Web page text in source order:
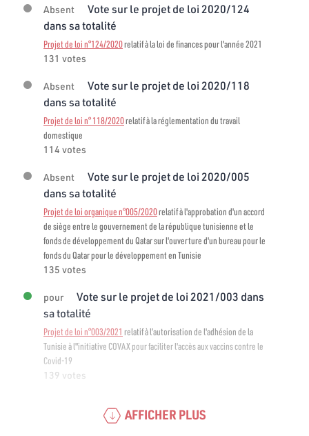
Absent
Vote sur le projet de loi 2020/124
dans sa totalité
Projet de loi n°124/2020relatif à la loi de finances pour l'année 2021
131 votes
Absent
Vote sur le projet de loi 2020/118
dans sa totalité
Projet de loi n° 118/2020relatif à la réglementation du travail
domestique
114 votes
Absent
Vote sur le projet de loi 2020/005
dans sa totalité
Projet de loi organique n°005/2020relatif à l'approbation d'un accord
de siège entre le gouvernement de la république tunisienne et le
fonds de développement du Qatar sur l'ouverture d'un bureau pour le
fonds du Qatar pour le développement en Tunisie
135 votes
pour
Vote sur le projet de loi 2021/003 dans
sa totalité
Projet de loi n°003/2021 relatif à l’autorisation de l'adhésion de la
Tunisie à l"initiative COVAX pour faciliter l'accès aux vaccins contre le
Covid-19
139 votes
AFFICHER PLUS